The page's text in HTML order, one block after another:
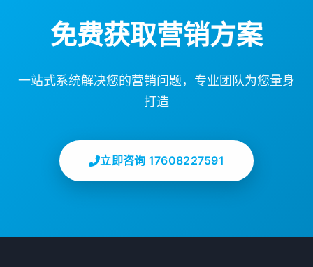
免费获取营销方案
一站式系统解决您的营销问题，专业团队为您量身
打造
立即咨询 17608227591